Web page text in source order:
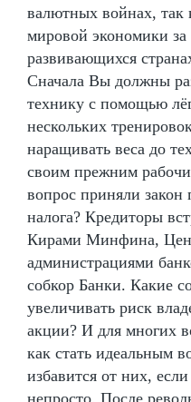
валютных войнах, так
мировой экономики за
развивающихся
Сначала Вы должны
технику с помощью
нескольких
наращивать веса до
своим прежним
вопрос приняли закон
налога? Кредиторы
Кирами Минфина,
администрациями
собкор Банки. Какие
увеличивать риск
акции? И для многих
как стать идеальным
избавится от них,
непросто. После